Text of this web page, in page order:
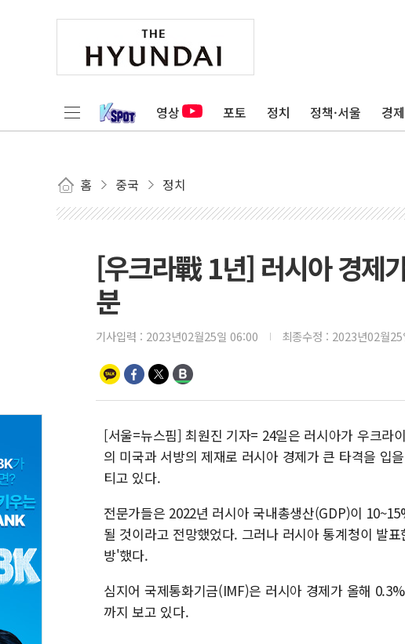
영상 포토 정치 정책·서울 경제
홈 중국 정치
[우크라戰 1년] 러시아 경제
분
기사입력 : 2023년02월25일 06:00 최종수정 : 2023년02월
[서울=뉴스핌] 최원진 기자= 24일은 러시아가 우크라
의 미국과 서방의 제재로 러시아 경제가 큰 타격을 입
티고 있다.
전문가들은 2022년 러시아 국내총생산(GDP)이
될 것이라고 전망했었다. 그러나 러시아 통계청이 발
방'했다.
심지어 국제통화기금(IMF)은 러시아 경제가 올해
까지 보고 있다.